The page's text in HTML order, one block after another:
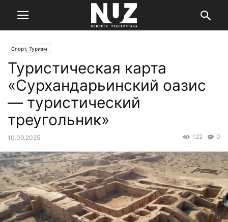
Спорт, Туризм
Туристическая карта
«Сурхандарьинский оазис
— туристический
треугольник»
10.09.2025 0
122